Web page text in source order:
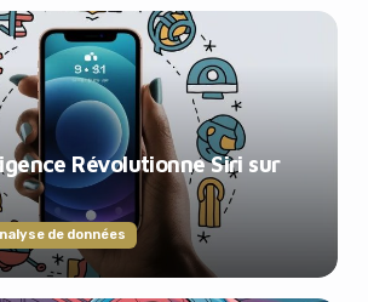
Révolutionne Siri sur
de données